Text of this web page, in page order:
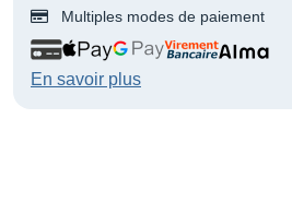
Multiples modes de paiement
En savoir plus